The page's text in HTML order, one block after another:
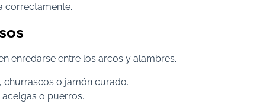
correctamente.
enredarse entre los arcos y alambres.
churrascos o jamón curado.
o puerros.